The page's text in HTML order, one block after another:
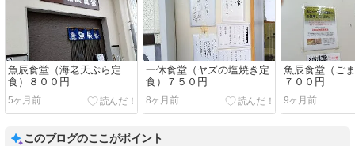
魚辰食堂（海老天ぷら定
食）８００円
5ヶ月前
一休食堂（ヤズの塩焼き定
食）７５０円
8ヶ月前
魚辰食堂（ご
７００円
9ヶ月前
このブログのここがポイント